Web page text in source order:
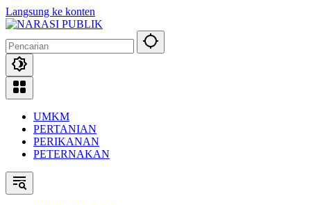
Langsung ke konten
UMKM
PERTANIAN
PERIKANAN
PETERNAKAN